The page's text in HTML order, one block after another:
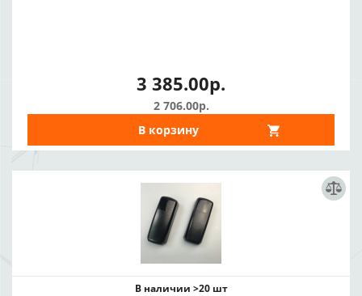
3 385.00р.
2 706.00р.
В корзину
В наличии >20 шт